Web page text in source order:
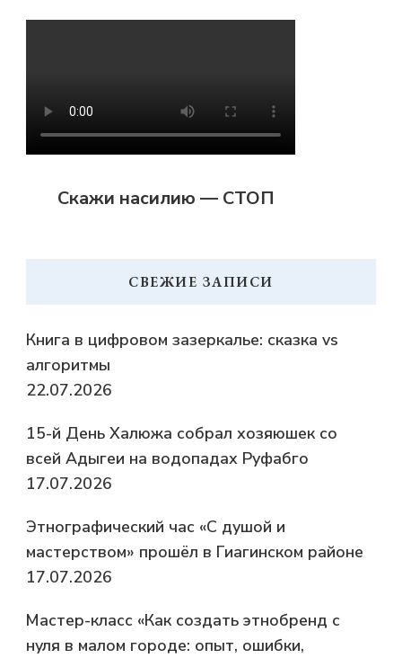
Скажи насилию — СТОП
СВЕЖИЕ ЗАПИСИ
Книга в цифровом зазеркалье: сказка vs
алгоритмы
22.07.2026
15-й День Халюжа собрал хозяюшек со
всей Адыгеи на водопадах Руфабго
17.07.2026
Этнографический час «С душой и
мастерством» прошёл в Гиагинском районе
17.07.2026
Мастер-класс «Как создать этнобренд с
нуля в малом городе: опыт, ошибки,